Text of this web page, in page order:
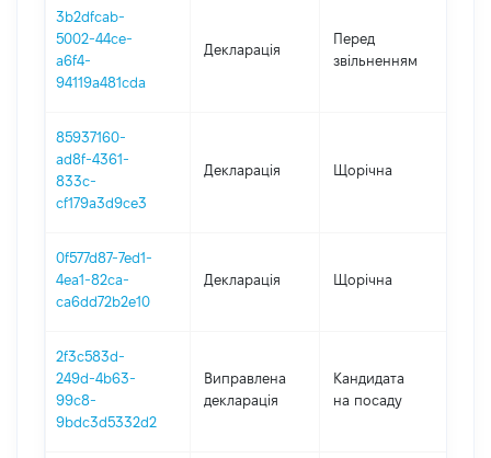
3b2dfcab-
5002-44ce-
a6f4-
94119a481cda
Декларація
Перед
звільненням
85937160-
ad8f-4361-
833c-
cf179a3d9ce3
Декларація Щорічна
0f577d87-7ed1-
4ea1-82ca-
ca6dd72b2e10
Декларація Щорічна
2f3c583d-
249d-4b63-
99c8-
9bdc3d5332d2
Виправлена
декларація
Кандидата
на посаду